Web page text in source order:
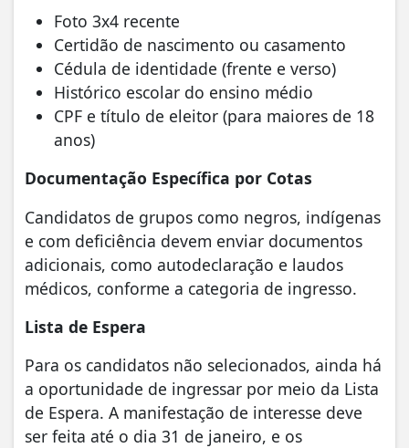
Foto 3x4 recente
Certidão de nascimento ou casamento
Cédula de identidade (frente e verso)
Histórico escolar do ensino médio
CPF e título de eleitor (para maiores de 18
anos)
Documentação Específica por Cotas
Candidatos de grupos como negros, indígenas
e com deficiência devem enviar documentos
adicionais, como autodeclaração e laudos
médicos, conforme a categoria de ingresso.
Lista de Espera
Para os candidatos não selecionados, ainda há
a oportunidade de ingressar por meio da Lista
de Espera. A manifestação de interesse deve
ser feita até o dia 31 de janeiro, e os